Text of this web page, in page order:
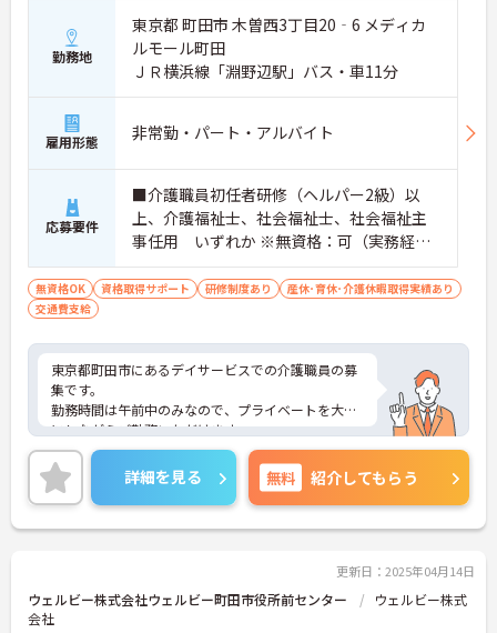
勤務地
東京都 町田市 木曽西3丁目20‐6 メディカ
ルモール町田
ＪＲ横浜線「淵野辺駅」バス・車11分
雇用形態 非常勤・パート・アルバイト
応募要件
■介護職員初任者研修（ヘルパー2級）以
上、介護福祉士、社会福祉士、社会福祉主
事任用 いずれか ※無資格：可（実務経験
がある方） ■運転が可能な方
無資格OK 資格取得サポート 研修制度あり
産休･育休･介護休暇取得実績あり
交通費支給
東京都町田市にあるデイサービスでの介護職員の募
集です。
勤務時間は午前中のみなので、プライベートを大切
にしながらご勤務いただけます。
ご興味のある方には、面接対策ポイントなど、さら
に詳細をお話しいたしますのでお気軽にご相談くだ
さい！
詳細を見る 無料 紹介してもらう
更新日：2025年04月14日
ウェルビー株式会社ウェルビー町田市役所前センター
ウェルビー株式
会社